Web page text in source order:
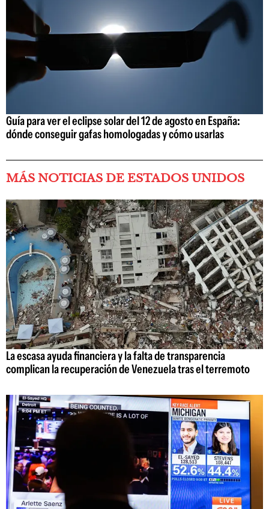
Guía para ver el eclipse solar del 12 de agosto en España:
dónde conseguir gafas homologadas y cómo usarlas
MÁS NOTICIAS DE ESTADOS UNIDOS
La escasa ayuda financiera y la falta de transparencia
complican la recuperación de Venezuela tras el terremoto